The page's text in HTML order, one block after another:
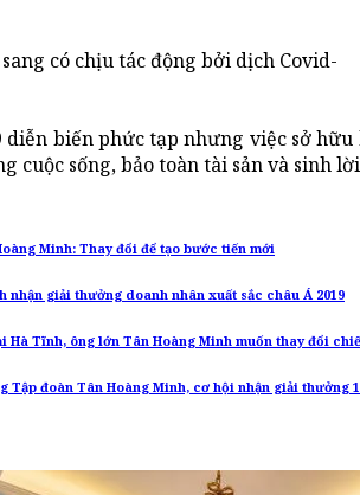
có chịu tác động bởi dịch Covid-
diễn biến phức tạp nhưng việc sở
cuộc sống, bảo toàn tài sản và sinh
Minh: Thay đổi để tạo bước tiến mới
nhận giải thưởng doanh nhân xuất sắc châu Á 2019
Hà Tĩnh, ông lớn Tân Hoàng Minh muốn thay đổi
Tập đoàn Tân Hoàng Minh, cơ hội nhận giải thưởng